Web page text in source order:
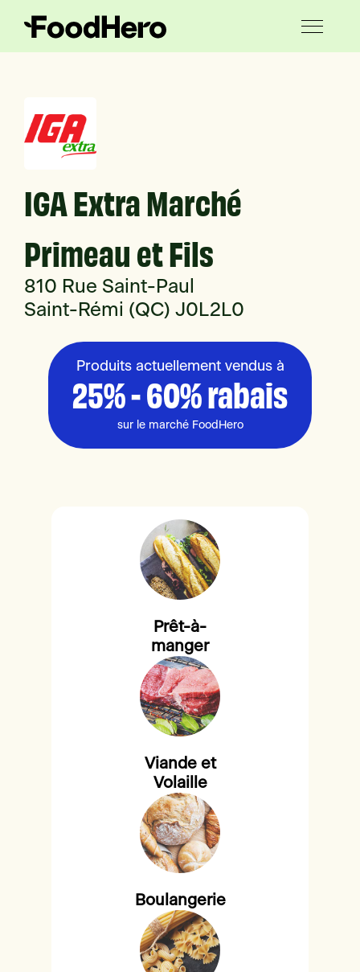
IGA Extra Marché
Primeau et Fils
810 Rue Saint-Paul
Saint-Rémi (QC) J0L2L0
Produits actuellement vendus à
25% - 60% rabais
sur le marché FoodHero
Prêt-à-
manger
Viande et
Volaille
Boulangerie